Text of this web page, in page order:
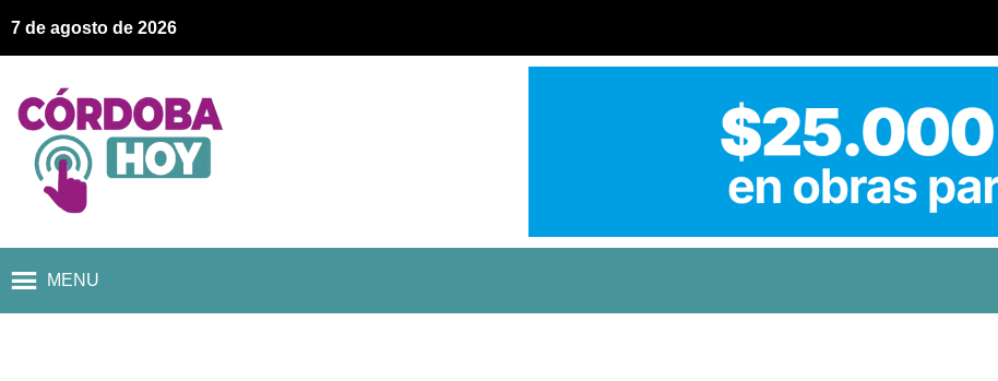
7 de agosto de 2026
MENU